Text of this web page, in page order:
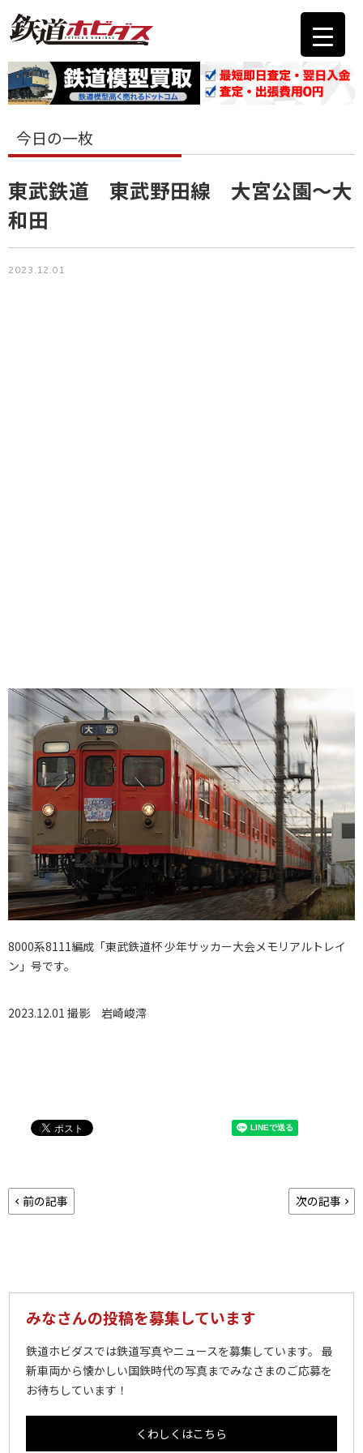
今日の一枚
東武鉄道 東武野田線 大宮公園〜大
和田
2023.12.01
8000系8111編成「東武鉄道杯 少年サッカー大会メモリアルトレイ
ン」号です。
2023.12.01 撮影 岩崎峻澪
前の記事 次の記事
みなさんの投稿を募集しています
鉄道ホビダスでは鉄道写真やニュースを募集しています。 最
新車両から懐かしい国鉄時代の写真までみなさまのご応募を
お待ちしています！
くわしくはこちら